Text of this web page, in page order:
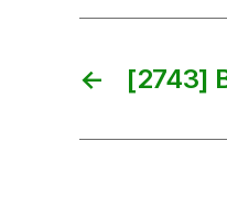
← [2743]